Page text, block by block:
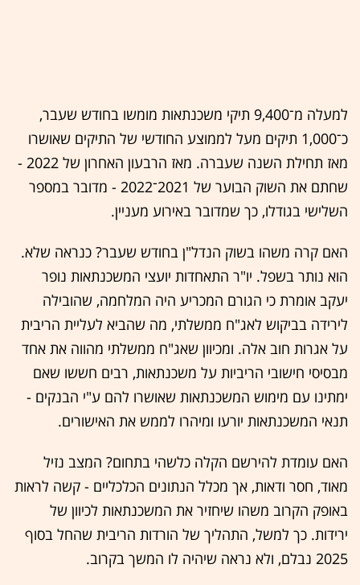
למעלה מ־9,400 תיקי משכנתאות מומשו בחודש שעבר,
כ־1,000 תיקים מעל לממוצע החודשי של התיקים שאושרו
מאז תחילת השנה שעברה. מאז הרבעון האחרון של 2022 -
שחתם את השוק הבוער של 2021־2022 - מדובר במספר
השלישי בגודלו, כך שמדובר באירוע מעניין.
האם קרה משהו בשוק הנדל"ן בחודש שעבר? כנראה שלא.
הוא נותר בשפל. יו"ר התאחדות יועצי המשכנתאות נופר
יעקב אומרת כי הגורם המכריע היה המלחמה, שהובילה
לירידה בביקוש לאג"ח ממשלתי, מה שהביא לעליית הריבית
על אגרות חוב אלה. ומכיוון שאג"ח ממשלתי מהווה את אחד
מבסיסי חישובי הריביות על משכנתאות, רבים חששו שאם
ימתינו עם מימוש המשכנתאות שאושרו להם ע"י הבנקים -
תנאי המשכנתאות יורעו ומיהרו לממש את האישורים.
האם עומדת להירשם הקלה כלשהי בתחום? המצב נזיל
מאוד, חסר ודאות, אך מכלל הנתונים הכלכליים - קשה לראות
באופק הקרוב משהו שיחזיר את המשכנתאות לכיוון של
ירידות. כך למשל, התהליך של הורדות הריבית שהחל בסוף
2025 נבלם, ולא נראה שיהיה לו המשך בקרוב.